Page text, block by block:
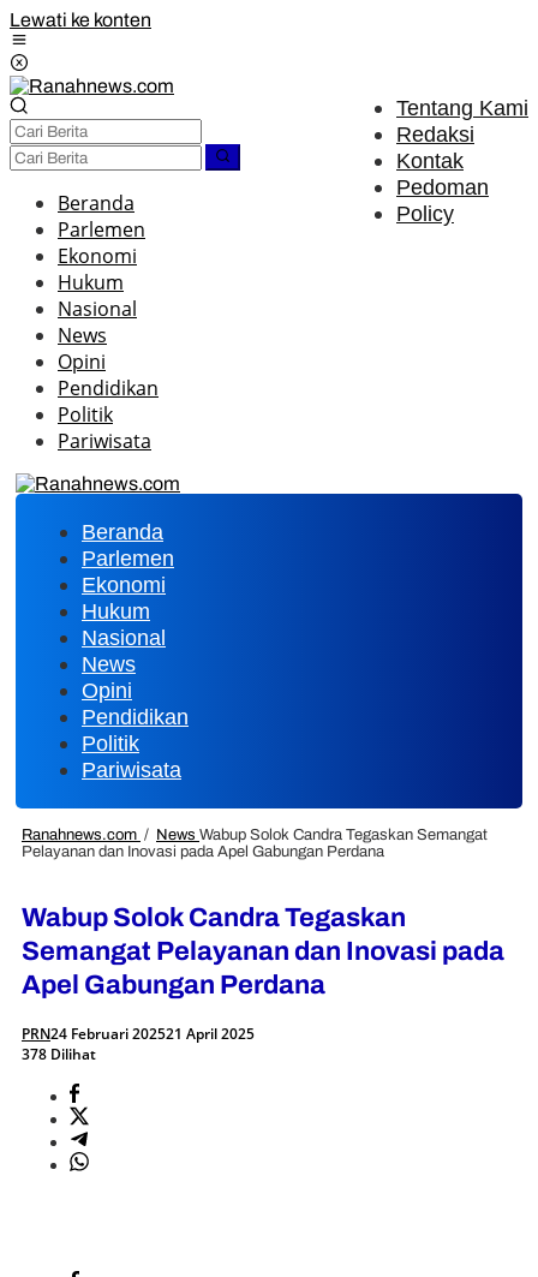
Lewati ke konten
Tentang Kami
Redaksi
Kontak
Pedoman
Policy
Beranda
Parlemen
Ekonomi
Hukum
Nasional
News
Opini
Pendidikan
Politik
Pariwisata
Beranda
Parlemen
Ekonomi
Hukum
Nasional
News
Opini
Pendidikan
Politik
Pariwisata
Ranahnews.com / News Wabup Solok Candra Tegaskan Semangat
Pelayanan dan Inovasi pada Apel Gabungan Perdana
Wabup Solok Candra Tegaskan
Semangat Pelayanan dan Inovasi pada
Apel Gabungan Perdana
PRN24 Februari 202521 April 2025
378 Dilihat